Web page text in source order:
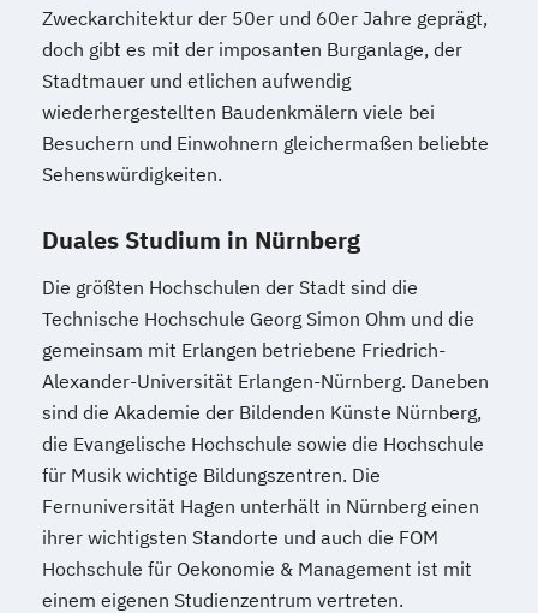
Zweckarchitektur der 50er und 60er Jahre geprägt,
doch gibt es mit der imposanten Burganlage, der
Stadtmauer und etlichen aufwendig
wiederhergestellten Baudenkmälern viele bei
Besuchern und Einwohnern gleichermaßen beliebte
Sehenswürdigkeiten.
Duales Studium in Nürnberg
Die größten Hochschulen der Stadt sind die
Technische Hochschule Georg Simon Ohm und die
gemeinsam mit Erlangen betriebene Friedrich-
Alexander-Universität Erlangen-Nürnberg. Daneben
sind die Akademie der Bildenden Künste Nürnberg,
die Evangelische Hochschule sowie die Hochschule
für Musik wichtige Bildungszentren. Die
Fernuniversität Hagen unterhält in Nürnberg einen
ihrer wichtigsten Standorte und auch die FOM
Hochschule für Oekonomie & Management ist mit
einem eigenen Studienzentrum vertreten.